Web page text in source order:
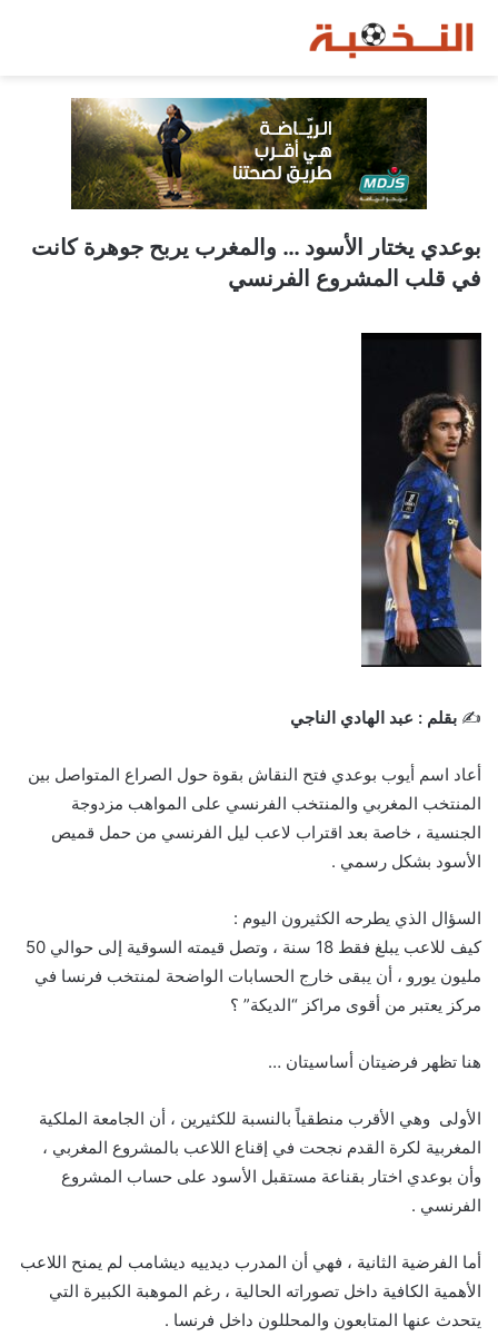
بوعدي يختار الأسود … والمغرب يربح جوهرة كانت
في قلب المشروع الفرنسي
✍️ بقلم : عبد الهادي الناجي
أعاد اسم أيوب بوعدي فتح النقاش بقوة حول الصراع المتواصل بين
المنتخب المغربي والمنتخب الفرنسي على المواهب مزدوجة
الجنسية ، خاصة بعد اقتراب لاعب ليل الفرنسي من حمل قميص
الأسود بشكل رسمي .
السؤال الذي يطرحه الكثيرون اليوم :
كيف للاعب يبلغ فقط 18 سنة ، وتصل قيمته السوقية إلى حوالي 50
مليون يورو ، أن يبقى خارج الحسابات الواضحة لمنتخب فرنسا في
مركز يعتبر من أقوى مراكز “الديكة” ؟
هنا تظهر فرضيتان أساسيتان …
الأولى وهي الأقرب منطقياً بالنسبة للكثيرين ، أن الجامعة الملكية
المغربية لكرة القدم نجحت في إقناع اللاعب بالمشروع المغربي ،
وأن بوعدي اختار بقناعة مستقبل الأسود على حساب المشروع
الفرنسي .
أما الفرضية الثانية ، فهي أن المدرب ديدييه ديشامب لم يمنح اللاعب
الأهمية الكافية داخل تصوراته الحالية ، رغم الموهبة الكبيرة التي
يتحدث عنها المتابعون والمحللون داخل فرنسا .